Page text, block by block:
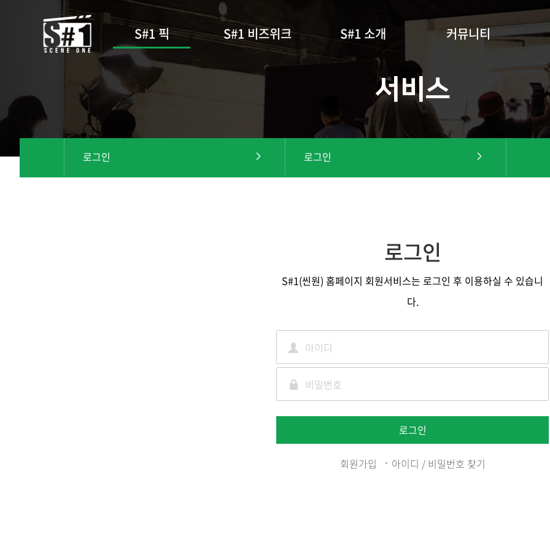
S#1 픽 S#1 비즈위크 S#1 소개 커뮤니티
서비스
로그인 로그인
로그인
S#1(씬원) 홈페이지 회원서비스는 로그인 후 이용하실 수 있습니
다.
로그인
회원가입 아이디 / 비밀번호 찾기